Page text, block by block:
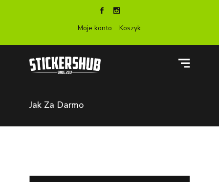
Moje konto Koszyk
Jak Za Darmo